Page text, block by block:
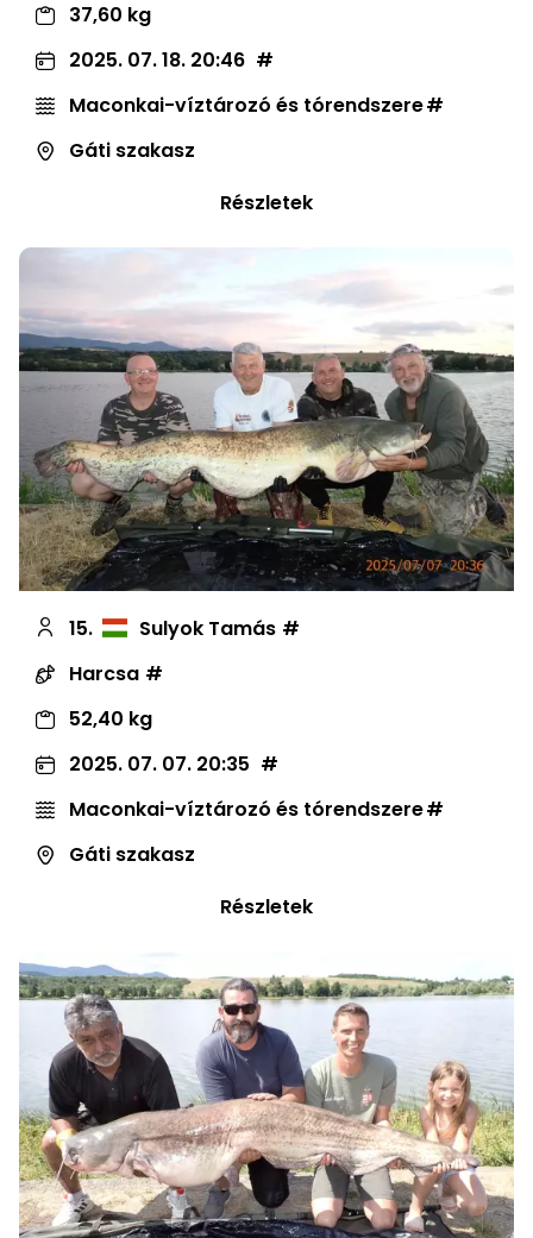
37,60 kg
2025. 07. 18. 20:46
Maconkai-víztározó és tórendszere
Gáti szakasz
Részletek
15.
Sulyok Tamás
Harcsa
52,40 kg
2025. 07. 07. 20:35
Maconkai-víztározó és tórendszere
Gáti szakasz
Részletek